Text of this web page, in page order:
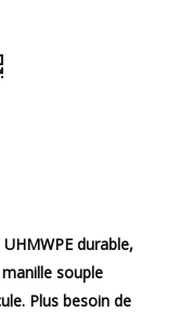
durable,
souple
Plus besoin de